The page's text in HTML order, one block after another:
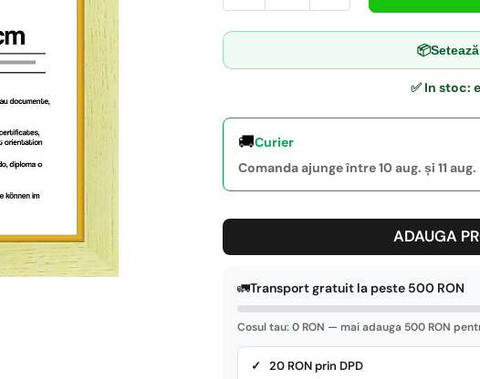
📦
✅ In stoc:
🚚Curier
Comanda ajunge între 10 aug. și 11 aug.
ADAUGA
🚛Transport gratuit la peste 500 RON
Cosul tau: 0 RON — mai adauga 500 RON
✓ 20 RON prin DPD